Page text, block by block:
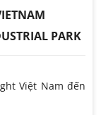
PARK
Việt Nam đến